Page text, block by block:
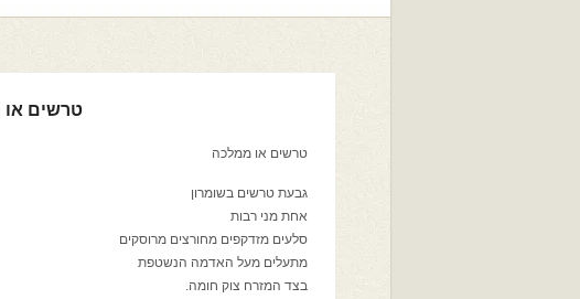
טרשים
טרשים או ממלכה
גבעת טרשים בשומרון
אחת מני רבות
סלעים מזדקפים מחורצים מרוסקים
מתעלים מעל האדמה הנשטפת
בצד המזרח צוק חומה.